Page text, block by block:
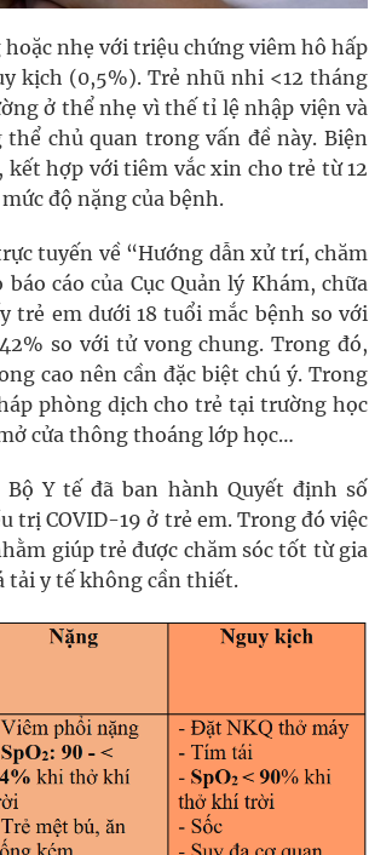
nhẹ với triệu chứng viêm hô hấp
kịch (0,5%). Trẻ nhũ nhi <12 tháng
ở thể nhẹ vì thế tỉ lệ nhập viện và
chủ quan trong vấn đề này. Biện
hợp với tiêm vắc xin cho trẻ từ 12
độ nặng của bệnh.
tuyến về “Hướng dẫn xử trí, chăm
cáo của Cục Quản lý Khám, chữa
trẻ em dưới 18 tuổi mắc bệnh so với
so với tử vong chung. Trong đó,
cao nên cần đặc biệt chú ý. Trong
phòng dịch cho trẻ tại trường học
cửa thông thoáng lớp học…
Y tế đã ban hành Quyết định số
trị COVID-19 ở trẻ em. Trong đó việc
giúp trẻ được chăm sóc tốt từ gia
tải y tế không cần thiết.